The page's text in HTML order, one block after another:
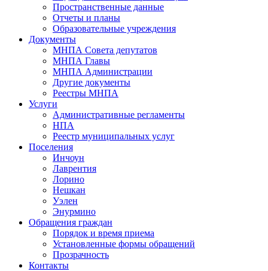
Пространственные данные
Отчеты и планы
Образовательные учреждения
Документы
МНПА Совета депутатов
МНПА Главы
МНПА Администрации
Другие документы
Реестры МНПА
Услуги
Административные регламенты
НПА
Реестр муниципальных услуг
Поселения
Инчоун
Лаврентия
Лорино
Нешкан
Уэлен
Энурмино
Обращения граждан
Порядок и время приема
Установленные формы обращений
Прозрачность
Контакты